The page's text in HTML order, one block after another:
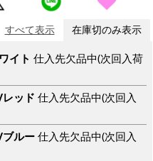
すべて表示 在庫切のみ表示
イト 仕入先欠品中(次回入荷
ッド 仕入先欠品中(次回入
ルー仕入先欠品中(次回入